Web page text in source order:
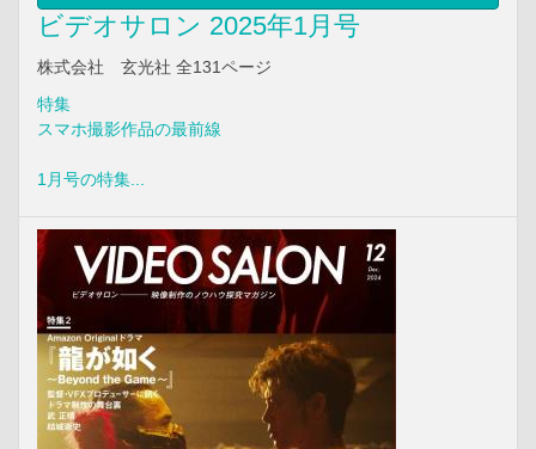
ビデオサロン 2025年1月号
株式会社 玄光社 全131ページ
特集
スマホ撮影作品の最前線
1月号の特集...